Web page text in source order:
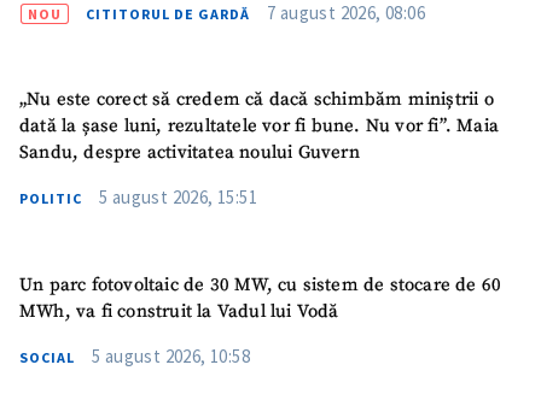
NOU CITITORUL DE GARDĂ 7 august 2026, 08:06
„Nu este corect să credem că dacă schimbăm miniștrii o
dată la șase luni, rezultatele vor fi bune. Nu vor fi”. Maia
Sandu, despre activitatea noului Guvern
POLITIC 5 august 2026, 15:51
Un parc fotovoltaic de 30 MW, cu sistem de stocare de 60
MWh, va fi construit la Vadul lui Vodă
SOCIAL 5 august 2026, 10:58